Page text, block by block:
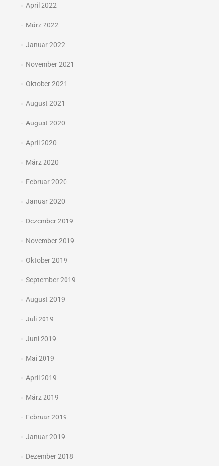
April 2022
März 2022
Januar 2022
November 2021
Oktober 2021
August 2021
August 2020
April 2020
März 2020
Februar 2020
Januar 2020
Dezember 2019
November 2019
Oktober 2019
September 2019
August 2019
Juli 2019
Juni 2019
Mai 2019
April 2019
März 2019
Februar 2019
Januar 2019
Dezember 2018